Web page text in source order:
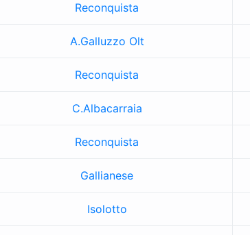
Reconquista
A.Galluzzo Olt
Reconquista
C.Albacarraia
Reconquista
Gallianese
Isolotto